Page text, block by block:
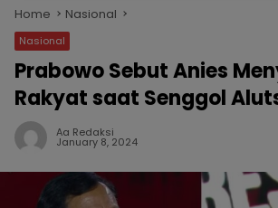
Home Nasional
Nasional
Prabowo Sebut Anies
Rakyat saat Senggol
Aa Redaksi
January 8, 2024